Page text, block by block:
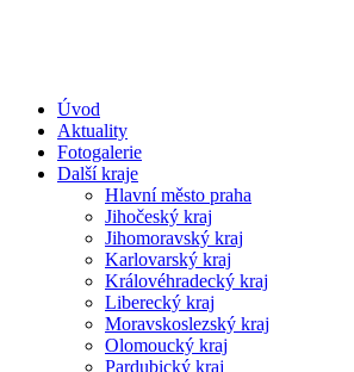
Úvod
Aktuality
Fotogalerie
Další kraje
Hlavní město praha
Jihočeský kraj
Jihomoravský kraj
Karlovarský kraj
Královéhradecký kraj
Liberecký kraj
Moravskoslezský kraj
Olomoucký kraj
Pardubický kraj